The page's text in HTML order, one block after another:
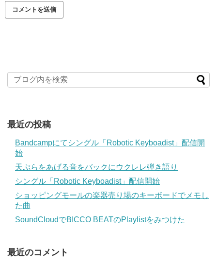
最近の投稿
Bandcampにてシングル「Robotic Keyboadist」配信開
始
天ぷらをあげる音をバックにウクレレ弾き語り
シングル「Robotic Keyboadist」配信開始
ショッピングモールの楽器売り場のキーボードでメモし
た曲
SoundCloudでBICCO BEATのPlaylistをみつけた
最近のコメント